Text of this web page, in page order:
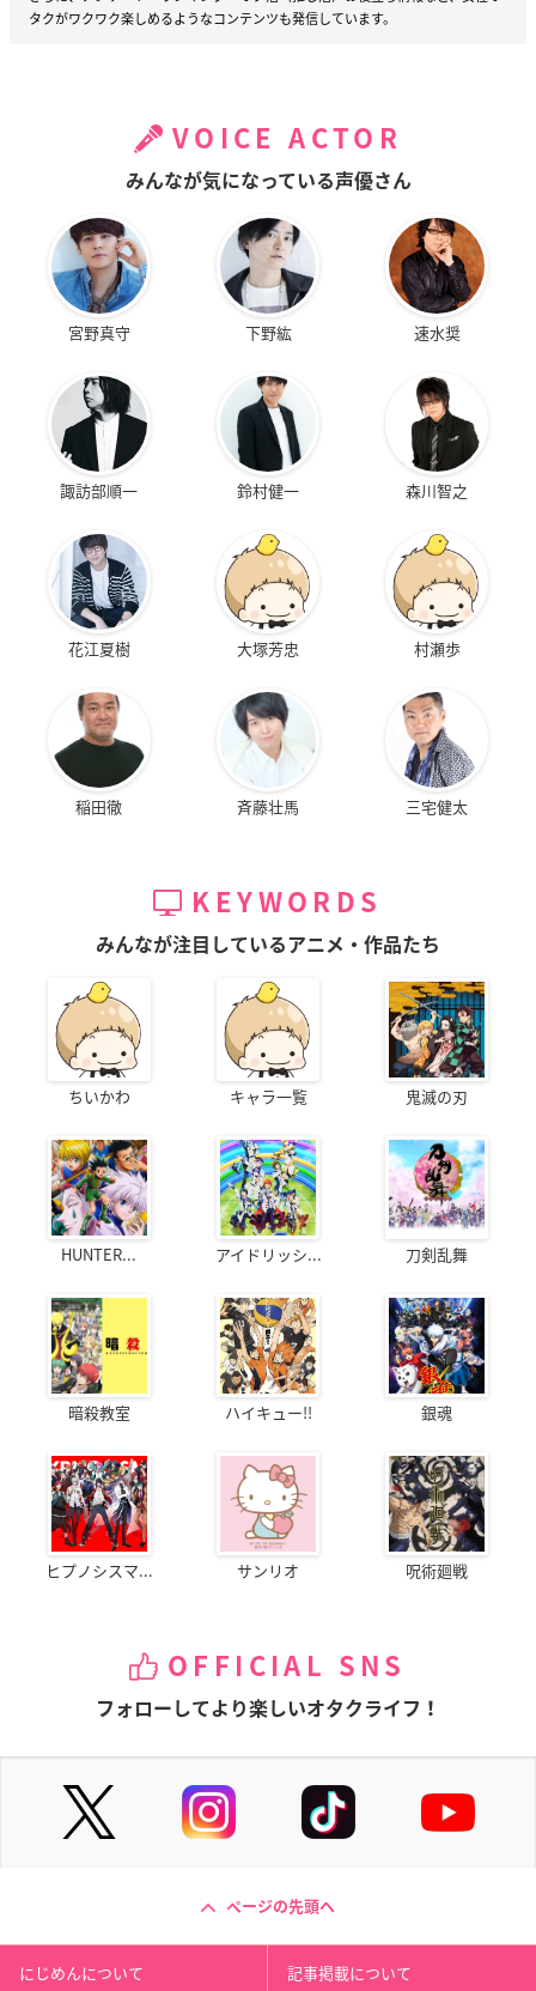
タクがワクワク楽しめるようなコンテンツも発信しています。
VOICE ACTOR
みんなが気になっている声優さん
宮野真守 下野紘 速水奨
諏訪部順一 鈴村健一 森川智之
花江夏樹 大塚芳忠 村瀬歩
稲田徹 斉藤壮馬 三宅健太
KEYWORDS
みんなが注目しているアニメ・作品たち
ちいかわ キャラ一覧 鬼滅の刃
HUNTER... アイドリッシ... 刀剣乱舞
暗殺教室 ハイキュー!! 銀魂
ヒプノシスマ... サンリオ 呪術廻戦
OFFICIAL SNS
フォローしてより楽しいオタクライフ！
ページの先頭へ
にじめんについて 記事掲載について